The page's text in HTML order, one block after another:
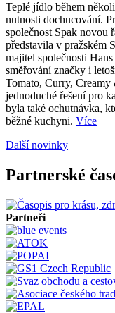
Teplé jídlo během
nutnosti dochucování.
společnost Spak novou
představila v pražském
majitel společnosti
směřování značky i
Tomato, Curry,
jednoduché řešení pro
byla také ochutnávka,
běžné kuchyni. Více
Další novinky
Partnerské
Partneři